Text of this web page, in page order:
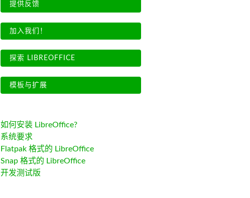
提供反馈
加入我们！
探索 LIBREOFFICE
模板与扩展
如何安装 LibreOffice?
系统要求
Flatpak 格式的 LibreOffice
Snap 格式的 LibreOffice
开发测试版